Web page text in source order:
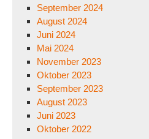
September 2024
August 2024
Juni 2024
Mai 2024
November 2023
Oktober 2023
September 2023
August 2023
Juni 2023
Oktober 2022